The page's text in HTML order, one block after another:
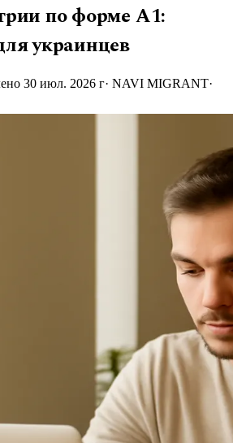
по форме А1:
украинцев
30 июл. 2026 г· NAVI MIGRANT·